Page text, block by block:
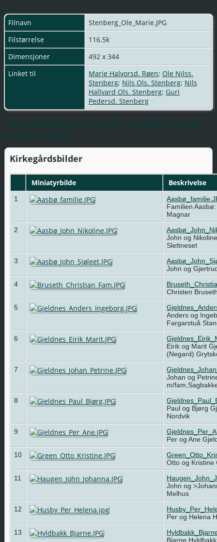
Filnavn
Stenberg_Ole_Marie.JPG
Filstørrelse
116.5k
Dimensjoner
492 x 344
Linket til
Marie Halvorsd. Røen; Ole Nilss.
Stenberg; Nils Ols. Stenberg; Nils
Hallvard Ols. Stenberg; Guri
Pedersd. Stenberg
Stangvik kyrkjegard, Surnadal, Surnadal, Møre og
Romsdal, Norge
Kirkegårdsbilder
Miniatyrbilde Beskrivelse
1
Familien
Magnar
2
John og
Slettneset
3
John og
4
Christen
5
Anders og
Fargarstuå
6
Eirik og Marit
(Negard)
7
Johan og
m/
8
Paul og Bjørg
Nordvik
9
Per og Ane
10
Otto og
11
John og
Melhus
12
Per og Helena
13
Bjarne